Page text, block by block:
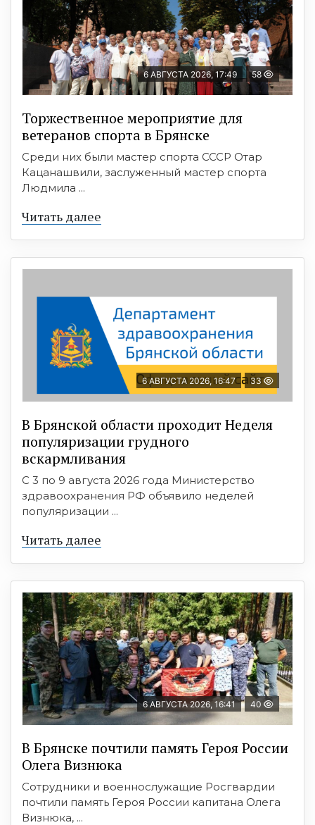
6 АВГУСТА 2026, 17:49 58
Торжественное мероприятие для
ветеранов спорта в Брянске
Среди них были мастер спорта СССР Отар
Кацанашвили, заслуженный мастер спорта
Людмила ...
Читать далее
6 АВГУСТА 2026, 16:47 33
В Брянской области проходит Неделя
популяризации грудного
вскармливания
С 3 по 9 августа 2026 года Министерство
здравоохранения РФ объявило неделей
популяризации ...
Читать далее
6 АВГУСТА 2026, 16:41 40
В Брянске почтили память Героя России
Олега Визнюка
Сотрудники и военнослужащие Росгвардии
почтили память Героя России капитана Олега
Визнюка, ...